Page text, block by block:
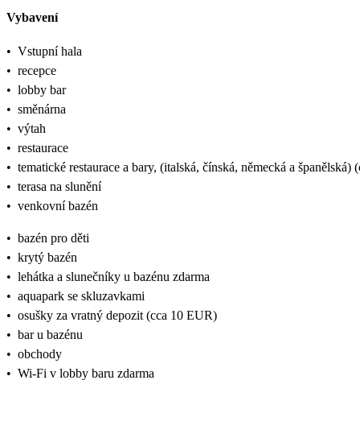
Vybavení
• Vstupní hala
• recepce
• lobby bar
• směnárna
• výtah
• restaurace
• tematické restaurace a bary, (italská, čínská, německá a
• terasa na slunění
• venkovní bazén
• bazén pro děti
• krytý bazén
• lehátka a slunečníky u bazénu zdarma
• aquapark se skluzavkami
• osušky za vratný depozit (cca 10 EUR)
• bar u bazénu
• obchody
• Wi-Fi v lobby baru zdarma